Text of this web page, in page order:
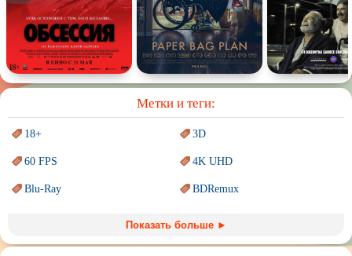
Спектакль Сказка Немое кино Для взрослых
Метки и теги:
18+ 3D
60 FPS 4K UHD
Blu-Ray BDRemux
Sci-Fi (Научнаяфантастика) Trash (трэш) movies
Показать больше ►